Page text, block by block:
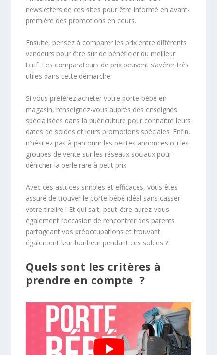
newsletters de ces sites pour être informé en avant-
première des promotions en cours.
Ensuite, pensez à comparer les prix entre différents
vendeurs pour être sûr de bénéficier du meilleur
tarif. Les comparateurs de prix peuvent s’avérer très
utiles dans cette démarche.
Si vous préférez acheter votre porte-bébé en
magasin, renseignez-vous auprès des enseignes
spécialisées dans la puériculture pour connaître leurs
dates de soldes et leurs promotions spéciales. Enfin,
n’hésitez pas à parcourir les petites annonces ou les
groupes de vente sur les réseaux sociaux pour
dénicher la perle rare à petit prix.
Avec ces astuces simples et efficaces, vous êtes
assuré de trouver le porte-bébé idéal sans casser
votre tirelire ! Et qui sait, peut-être aurez-vous
également l’occasion de rencontrer des parents
partageant vos préoccupations et trouvant
également leur bonheur pendant ces soldes ?
Quels sont les critères à
prendre en compte ?